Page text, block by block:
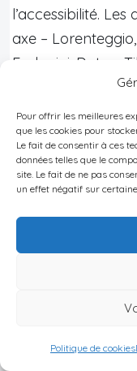
Pour offrir les meilleures
que les cookies pour
Le fait de consentir à ces
données telles que le
site. Le fait de ne pas
un effet négatif sur
Politique de cookies
l’accessibilité.
axe –
Forlanini, Dateo,
sont identifiés
supérieure:
Corridor
Stations M4
Frattini…)